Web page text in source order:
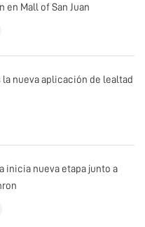
en Mall of San Juan
la nueva aplicación de lealtad
inicia nueva etapa junto a